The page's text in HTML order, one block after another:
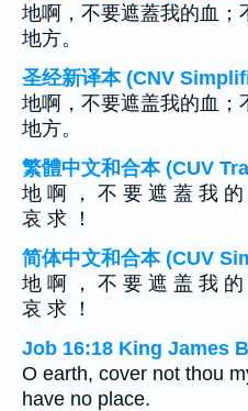
地啊，不要遮蓋我的血；
地方。
圣经新译本 (CNV
地啊，不要遮盖我的血；
地方。
繁體中文和合本 (CUV
地 啊 ， 不 要 遮 蓋 我
哀 求 ！
简体中文和合本 (CUV
地 啊 ， 不 要 遮 盖 我
哀 求 ！
Job 16:18 King James
O earth, cover not thou
have no place.